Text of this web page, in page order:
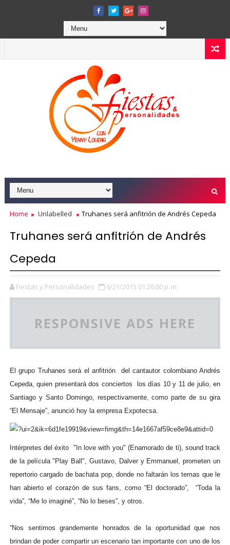
Home Unlabelled Truhanes será anfitrión de Andrés Cepeda
Truhanes será anfitrión de Andrés
Cepeda
Fiestas y Personalidades 6/21/2015 01:26:00 p. m.
RESPONSIVE ADS HERE
El grupo Truhanes será el anfitrión del cantautor colombiano Andrés
Cepeda, quien presentará dos conciertos los días 10 y 11 de julio, en
Santiago y Santo Domingo, respectivamente, como parte de su gira
“El Mensaje”, anunció hoy la empresa Expotecsa.
Intérpretes del éxito "In love with you" (Enamorado de ti), sound track
de la película "Play Ball", Gustavo, Dalver y Emmanuel, prometen un
repertorio cargado de bachata pop, donde no faltarán los temas que le
han abierto el corazón de sus fans, como “El doctorado”, “Toda la
vida”, “Me lo imaginé”, “No lo beses”, y otros.
“Nos sentimos grandemente honrados de la oportunidad que nos
brindan de poder compartir un escenario tan importante con uno de los